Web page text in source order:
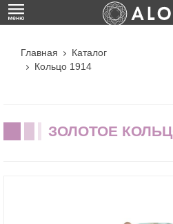
Главная
Каталог
Кольцо 1914
ЗОЛОТОЕ